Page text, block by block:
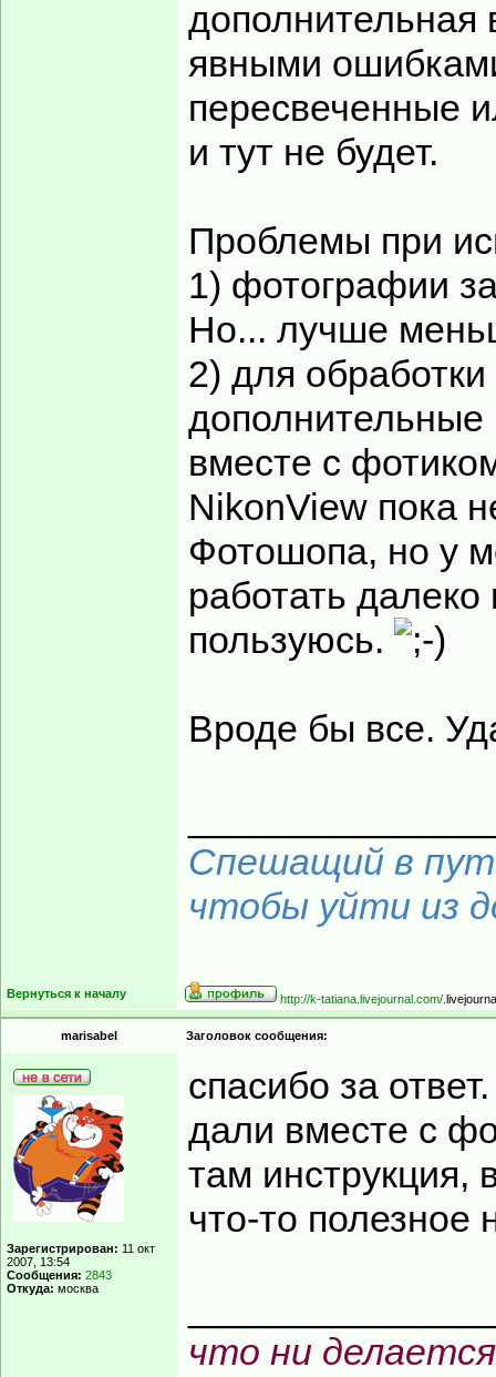
дополнительная
явными
пересвеченные
и тут не будет.
Проблемы при
1) фотографии
Но... лучше
2) для
дополнительные
вместе с
NikonView пока
Фотошопа, но у
работать
пользуюсь.
Вроде бы все.
Спешащий в
чтобы уйти из
Вернуться к началу http://k-tatiana.livejournal.com/
marisabel Заголовок сообщения:
Зарегистрирован: 11 окт
2007, 13:54
Сообщения: 2843
Откуда: москва
спасибо за
дали вместе с
там инструкция,
что-то полезное
что ни